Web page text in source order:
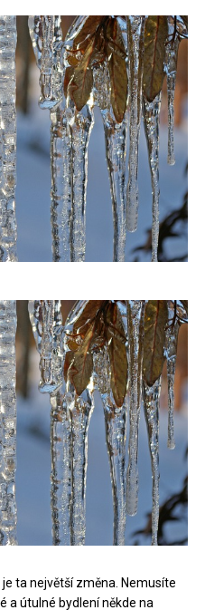
ta největší změna. Nemusíte
a útulné bydlení někde na